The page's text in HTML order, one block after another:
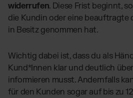
widerrufen. Diese Frist beginnt,
die Kundin oder eine beauftragte
in Besitz genommen hat.
Wichtig dabei ist, dass du als
Kund*Innen klar und deutlich
informieren musst. Andernfalls
für den Kunden sogar auf bis zu